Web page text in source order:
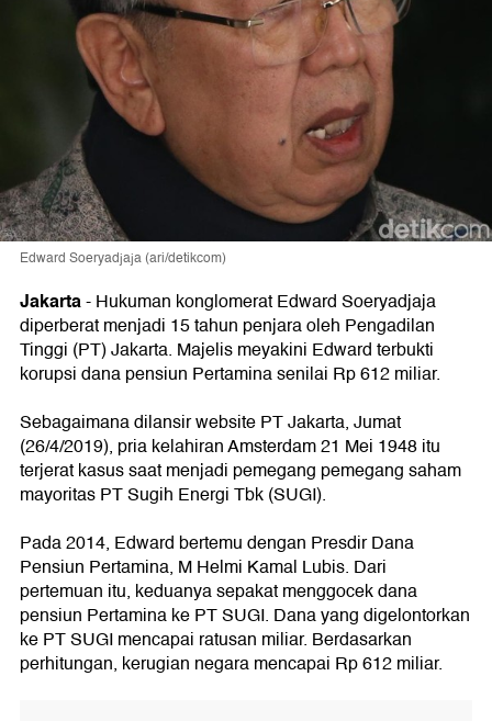
Edward Soeryadjaja (ari/detikcom)
Jakarta-Hukuman konglomerat Edward Soeryadjaja
diperberat menjadi 15 tahun penjara oleh Pengadilan
Tinggi (PT) Jakarta. Majelis meyakini Edward terbukti
korupsi dana pensiun Pertamina senilai Rp 612 miliar.
Sebagaimana dilansir website PT Jakarta, Jumat
(26/4/2019), pria kelahiran Amsterdam 21 Mei 1948 itu
terjerat kasus saat menjadi pemegang pemegang saham
mayoritas PT Sugih Energi Tbk (SUGI).
Pada 2014, Edward bertemu dengan Presdir Dana
Pensiun Pertamina, M Helmi Kamal Lubis. Dari
pertemuan itu, keduanya sepakat menggocek dana
pensiun Pertamina ke PT SUGI. Dana yang digelontorkan
ke PT SUGI mencapai ratusan miliar. Berdasarkan
perhitungan, kerugian negara mencapai Rp 612 miliar.